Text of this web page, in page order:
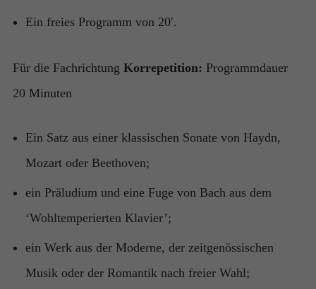
Ein freies Programm von 20′.
Für die Fachrichtung Korrepetition: Programmdauer
20 Minuten
Ein Satz aus einer klassischen Sonate von Haydn,
Mozart oder Beethoven;
ein Präludium und eine Fuge von Bach aus dem
‘Wohltemperierten Klavier’;
ein Werk aus der Moderne, der zeitgenössischen
Musik oder der Romantik nach freier Wahl;